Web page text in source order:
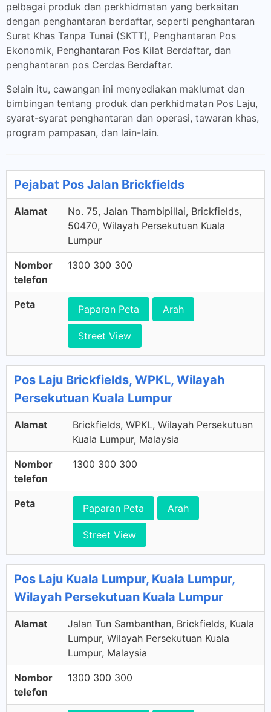
pelbagai produk dan perkhidmatan yang berkaitan
dengan penghantaran berdaftar, seperti penghantaran
Surat Khas Tanpa Tunai (SKTT), Penghantaran Pos
Ekonomik, Penghantaran Pos Kilat Berdaftar, dan
penghantaran pos Cerdas Berdaftar.
Selain itu, cawangan ini menyediakan maklumat dan
bimbingan tentang produk dan perkhidmatan Pos Laju,
syarat-syarat penghantaran dan operasi, tawaran khas,
program pampasan, dan lain-lain.
Pejabat Pos Jalan Brickfields
Alamat
No. 75, Jalan Thambipillai, Brickfields,
50470, Wilayah Persekutuan Kuala
Lumpur
Nombor
telefon
1300 300 300
Peta Paparan Peta Arah
Street View
Pos Laju Brickfields, WPKL, Wilayah
Persekutuan Kuala Lumpur
Alamat
Brickfields, WPKL, Wilayah Persekutuan
Kuala Lumpur, Malaysia
Nombor
telefon
1300 300 300
Peta Paparan Peta Arah
Street View
Pos Laju Kuala Lumpur, Kuala Lumpur,
Wilayah Persekutuan Kuala Lumpur
Alamat
Jalan Tun Sambanthan, Brickfields, Kuala
Lumpur, Wilayah Persekutuan Kuala
Lumpur, Malaysia
Nombor
telefon
1300 300 300